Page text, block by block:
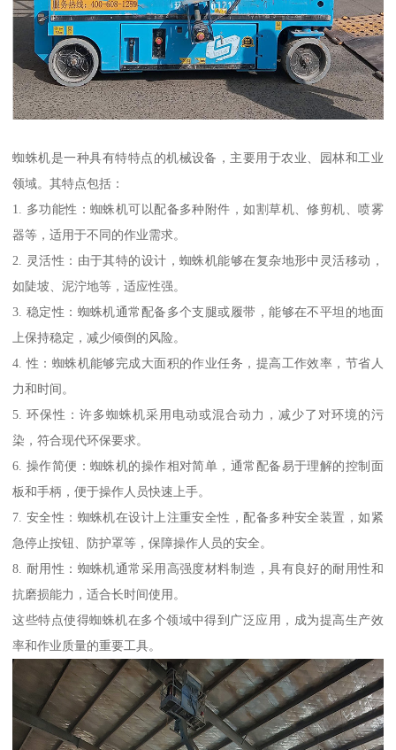
蜘蛛机是一种具有特特点的机械设备，主要用于农业、园林和工业
领域。其特点包括：
1. 多功能性：蜘蛛机可以配备多种附件，如割草机、修剪机、喷雾
器等，适用于不同的作业需求。
2. 灵活性：由于其特的设计，蜘蛛机能够在复杂地形中灵活移动，
如陡坡、泥泞地等，适应性强。
3. 稳定性：蜘蛛机通常配备多个支腿或履带，能够在不平坦的地面
上保持稳定，减少倾倒的风险。
4. 性：蜘蛛机能够完成大面积的作业任务，提高工作效率，节省人
力和时间。
5. 环保性：许多蜘蛛机采用电动或混合动力，减少了对环境的污
染，符合现代环保要求。
6. 操作简便：蜘蛛机的操作相对简单，通常配备易于理解的控制面
板和手柄，便于操作人员快速上手。
7. 安全性：蜘蛛机在设计上注重安全性，配备多种安全装置，如紧
急停止按钮、防护罩等，保障操作人员的安全。
8. 耐用性：蜘蛛机通常采用高强度材料制造，具有良好的耐用性和
抗磨损能力，适合长时间使用。
这些特点使得蜘蛛机在多个领域中得到广泛应用，成为提高生产效
率和作业质量的重要工具。